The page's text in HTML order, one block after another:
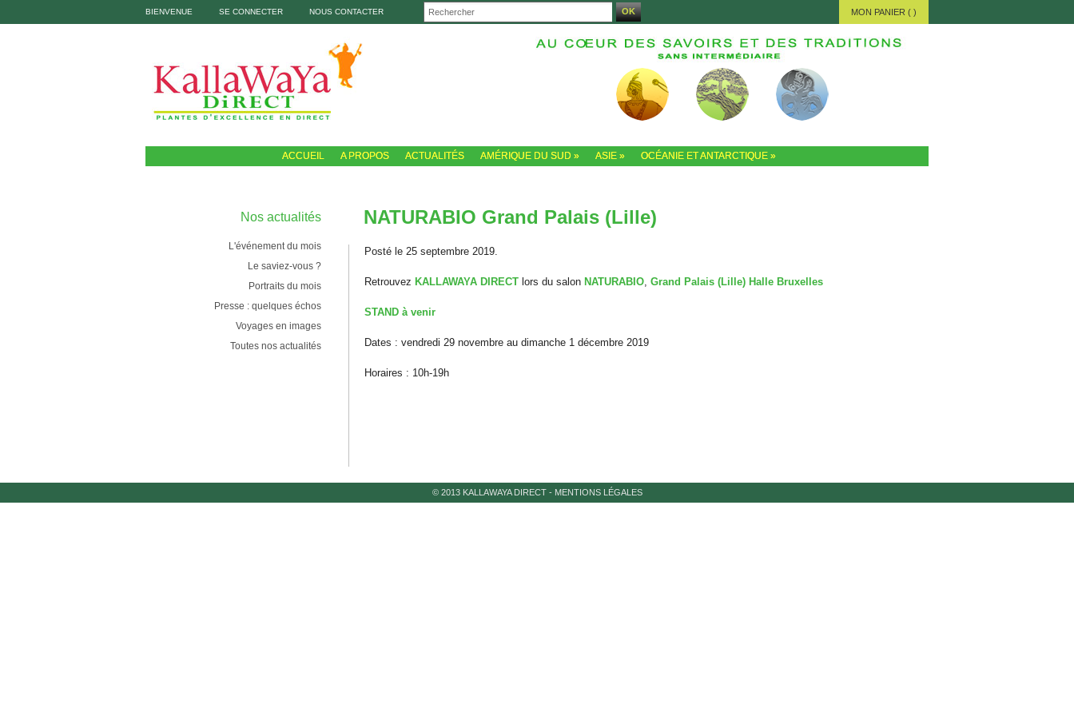
BIENVENUE SE CONNECTER NOUS CONTACTER MON PANIER ( )
ACCUEIL A PROPOS ACTUALITÉS AMÉRIQUE DU SUD » ASIE » OCÉANIE ET ANTARCTIQUE »
Nos actualités
L'événement du mois
Le saviez-vous ?
Portraits du mois
Presse : quelques échos
Voyages en images
Toutes nos actualités
NATURABIO Grand Palais (Lille)
Posté le 25 septembre 2019.
Retrouvez KALLAWAYA DIRECT lors du salon NATURABIO, Grand Palais (Lille) Halle Bruxelles
STAND à venir
Dates : vendredi 29 novembre au dimanche 1 décembre 2019
Horaires : 10h-19h
© 2013 KALLAWAYA DIRECT- MENTIONS LÉGALES